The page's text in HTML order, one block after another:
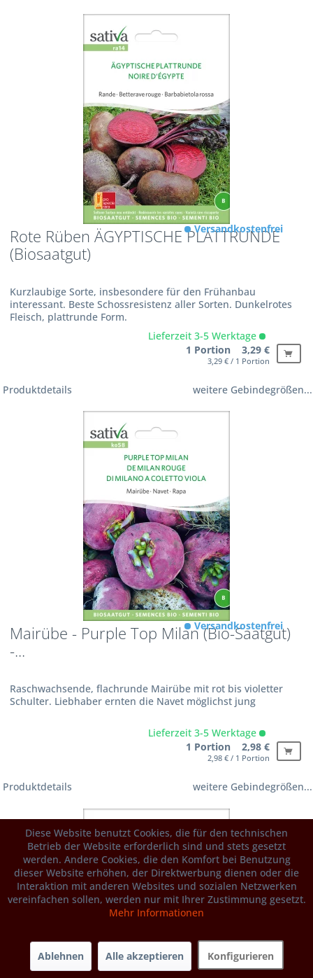
Rote Rüben ÄGYPTISCHE PLATTRUNDE
(Biosaatgut)
Kurzlaubige Sorte, insbesondere für den Frühanbau
interessant. Beste Schossresistenz aller Sorten. Dunkelrotes
Fleisch, plattrunde Form.
Versandkostenfrei
Lieferzeit 3-5 Werktage
1 Portion 3,29 €
3,29 € / 1 Portion
Produktdetails weitere Gebindegrößen...
Mairübe - Purple Top Milan (Bio-Saatgut)
-...
Raschwachsende, flachrunde Mairübe mit rot bis violetter
Schulter. Liebhaber ernten die Navet möglichst jung
Versandkostenfrei
Lieferzeit 3-5 Werktage
1 Portion 2,98 €
2,98 € / 1 Portion
Produktdetails weitere Gebindegrößen...
Diese Website benutzt Cookies, die für den technischen
Betrieb der Website erforderlich sind und stets gesetzt
werden. Andere Cookies, die den Komfort bei Benutzung
dieser Website erhöhen, der Direktwerbung dienen oder die
Interaktion mit anderen Websites und sozialen Netzwerken
vereinfachen sollen, werden nur mit Ihrer Zustimmung gesetzt.
Mehr Informationen
Ablehnen Alle akzeptieren Konfigurieren